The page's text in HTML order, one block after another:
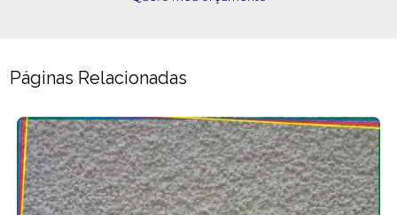
Páginas Relacionadas